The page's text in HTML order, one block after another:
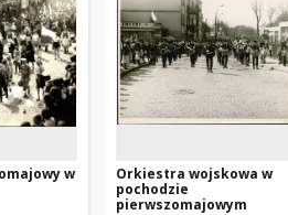
w
Orkiestra wojskowa w
pochodzie
pierwszomajowym